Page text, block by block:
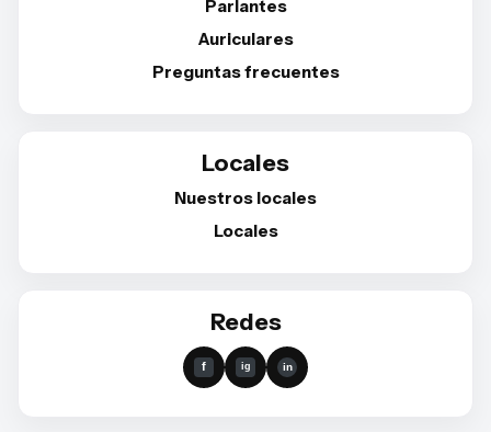
Parlantes
Auriculares
Preguntas frecuentes
Locales
Nuestros locales
Locales
Redes